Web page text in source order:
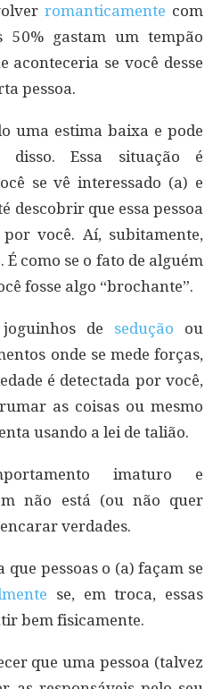
romanticamente com
50% gastam um tempão
aconteceria se você desse
pessoa.
uma estima baixa e pode
Essa situação é
se vê interessado (a) e
descobrir que essa pessoa
você. Aí, subitamente,
É como se o fato de alguém
fosse algo “brochante”.
de sedução ou
onde se mede forças,
é detectada por você,
as coisas ou mesmo
usando a lei de talião.
imaturo e
não está (ou não quer
verdades.
que pessoas o (a) façam se
se, em troca, essas
bem fisicamente.
que uma pessoa (talvez